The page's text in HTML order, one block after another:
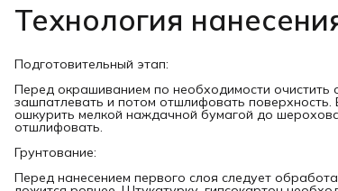
Технология
Подготовительный этап:
Перед окрашиванием по необходимости
зашпатлевать и потом отшлифовать поверхность.
ошкурить мелкой наждачной бумагой до
отшлифовать.
Грунтование:
Перед нанесением первого слоя следует